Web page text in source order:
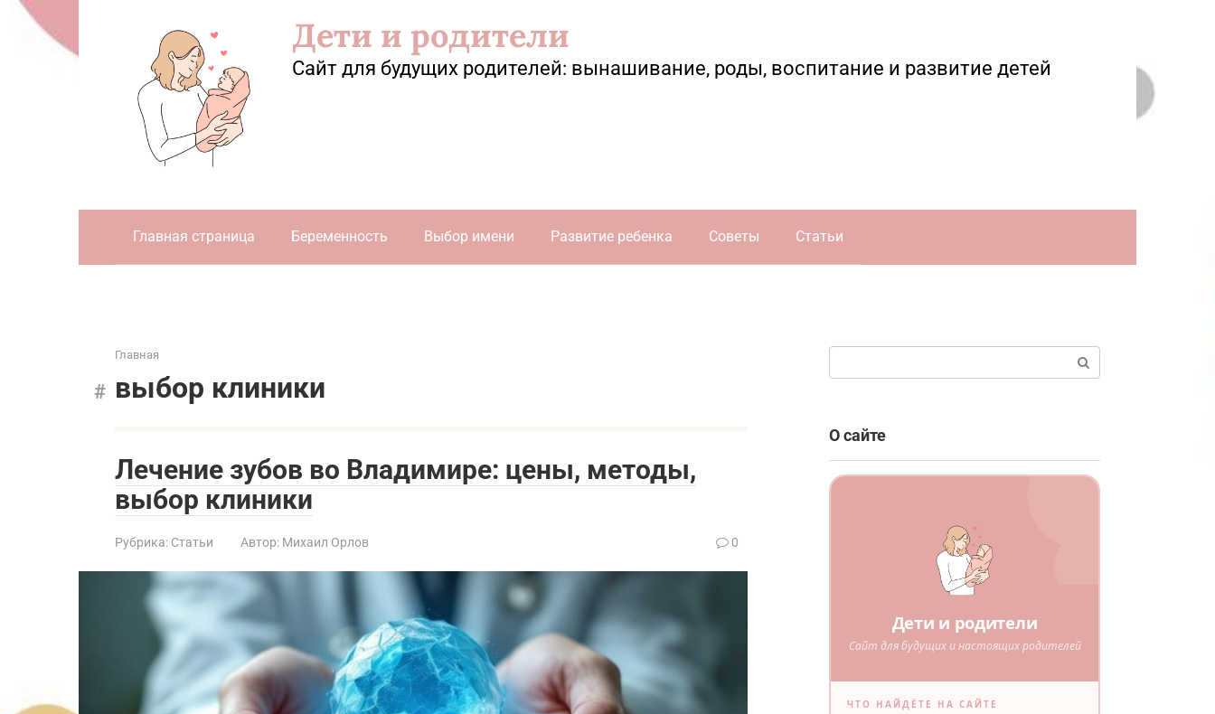
Перейти
Дети и родители
Сайт для будущих родителей: вынашивание, роды, воспитание и развитие детей
Главная страница Беременность Выбор имени Развитие ребенка Советы Статьи
Главная
выбор клиники
Лечение зубов во Владимире: цены, методы,
выбор клиники
Рубрика: Статьи Автор: Михаил Орлов 0
О сайте
Дети и родители
Сайт для будущих и настоящих родителей
ЧТО НАЙДЁТЕ НА САЙТЕ